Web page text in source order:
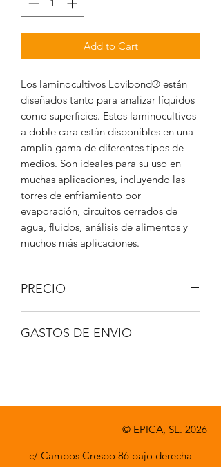
Add to Cart
Los laminocultivos Lovibond® están
diseñados tanto para analizar líquidos
como superficies. Estos laminocultivos
a doble cara están disponibles en una
amplia gama de diferentes tipos de
medios. Son ideales para su uso en
muchas aplicaciones, incluyendo las
torres de enfriamiento por
evaporación, circuitos cerrados de
agua, fluidos, análisis de alimentos y
muchos más aplicaciones.
PRECIO
GASTOS DE ENVIO
© EPICA, SL. 2026
c/ Campos Crespo 86 bajo derecha